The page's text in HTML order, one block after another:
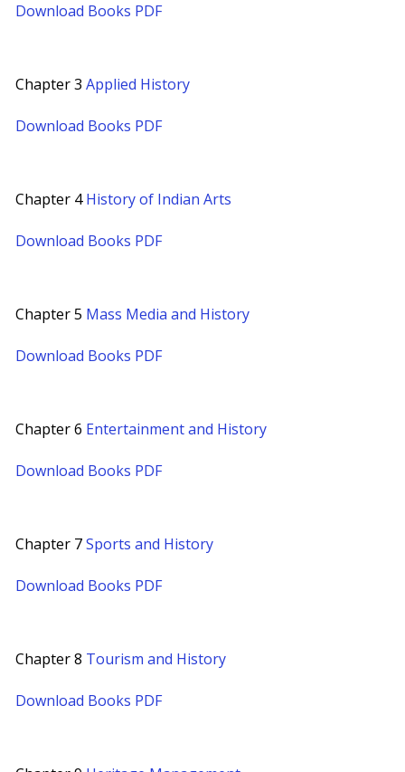
Download Books PDF
Chapter 3 Applied History
Download Books PDF
Chapter 4History of Indian Arts
Download Books PDF
Chapter 5 Mass Media and History
Download Books PDF
Chapter 6 Entertainment and History
Download Books PDF
Chapter 7Sports and History
Download Books PDF
Chapter 8 Tourism and History
Download Books PDF